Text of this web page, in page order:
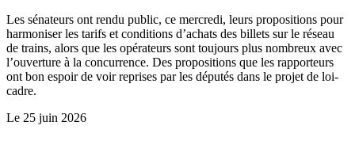
Les sénateurs ont rendu public, ce mercredi, leurs propositions pour
harmoniser les tarifs et conditions d’achats des billets sur le réseau
de trains, alors que les opérateurs sont toujours plus nombreux avec
l’ouverture à la concurrence. Des propositions que les rapporteurs
ont bon espoir de voir reprises par les députés dans le projet de loi-
cadre.
Le 25 juin 2026